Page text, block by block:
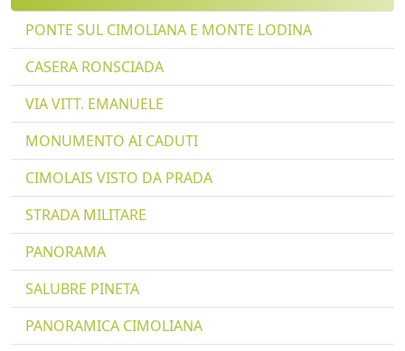
PONTE SUL CIMOLIANA E MONTE LODINA
CASERA RONSCIADA
VIA VITT. EMANUELE
MONUMENTO AI CADUTI
CIMOLAIS VISTO DA PRADA
STRADA MILITARE
PANORAMA
SALUBRE PINETA
PANORAMICA CIMOLIANA